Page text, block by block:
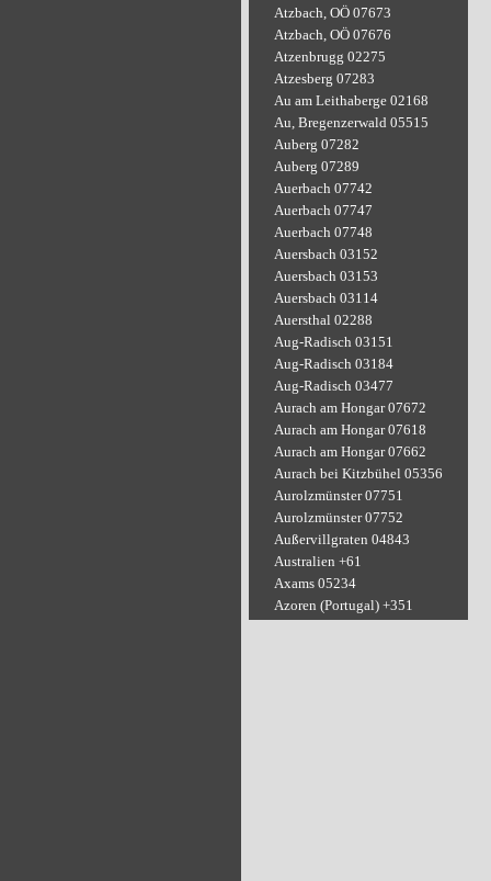
Atzbach, OÖ 07673
Atzbach, OÖ 07676
Atzenbrugg 02275
Atzesberg 07283
Au am Leithaberge 02168
Au, Bregenzerwald 05515
Auberg 07282
Auberg 07289
Auerbach 07742
Auerbach 07747
Auerbach 07748
Auersbach 03152
Auersbach 03153
Auersbach 03114
Auersthal 02288
Aug-Radisch 03151
Aug-Radisch 03184
Aug-Radisch 03477
Aurach am Hongar 07672
Aurach am Hongar 07618
Aurach am Hongar 07662
Aurach bei Kitzbühel 05356
Aurolzmünster 07751
Aurolzmünster 07752
Außervillgraten 04843
Australien +61
Axams 05234
Azoren (Portugal) +351